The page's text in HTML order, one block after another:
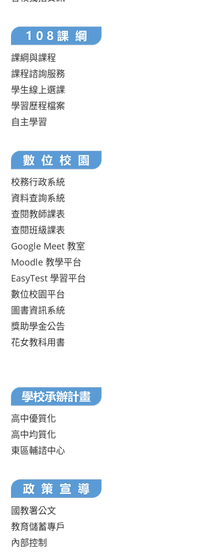
課綱與課程
課程諮詢服務
學生線上選課
學習歷程檔案
自主學習
校務行政系統
資料查詢系統
查閱教師課表
查閱班級課表
Google Meet 教室
Moodle 教學平台
EasyTest 學習平台
數位校園平台
圖書資訊系統
獎助學金公告
花女教科用書
高中優質化
高中均質化
東區輔諮中心
國教署公文
教育儲蓄專戶
內部控制